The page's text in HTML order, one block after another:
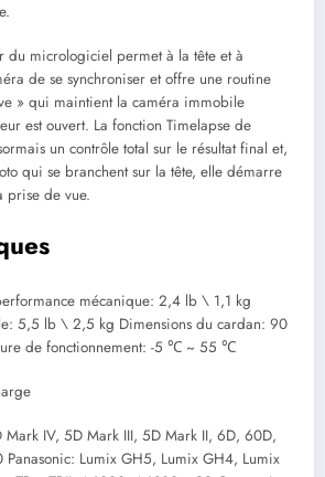
du micrologiciel permet à la tête et à
de se synchroniser et offre une routine
» qui maintient la caméra immobile
est ouvert. La fonction Timelapse de
un contrôle total sur le résultat final et,
qui se branchent sur la tête, elle démarre
prise de vue.
mécanique: 2,4 lb \ 1,1 kg
5,5 lb \ 2,5 kg Dimensions du cardan: 90
de fonctionnement: -5 ℃ ~ 55 ℃
Mark IV, 5D Mark III, 5D Mark II, 6D, 60D,
Lumix GH5, Lumix GH4, Lumix